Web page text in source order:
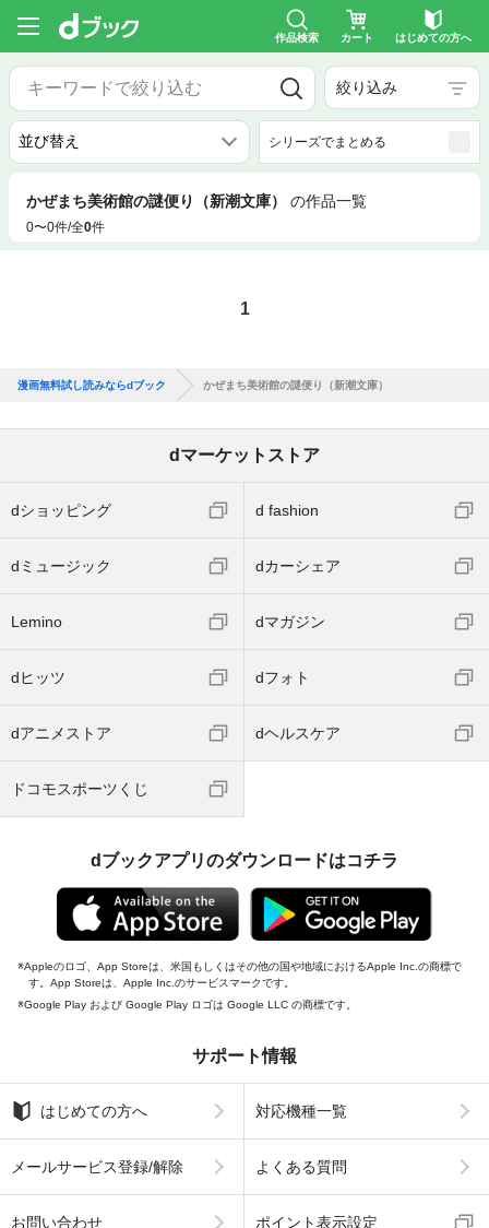
作品検索 カート はじめての方へ
絞り込み
シリーズでまとめる
かぜまち美術館の謎便り（新潮文庫） の作品一覧
0〜0件/全0件
1
漫画無料試し読みならdブック かぜまち美術館の謎便り（新潮文庫）
dマーケットストア
dショッピング d fashion
dミュージック dカーシェア
Lemino dマガジン
dヒッツ dフォト
dアニメストア dヘルスケア
ドコモスポーツくじ
dブックアプリのダウンロードはコチラ
Appleのロゴ、App Storeは、米国もしくはその他の国や地域におけるApple Inc.の商標で
す。App Storeは、Apple Inc.のサービスマークです。
Google Play および Google Play ロゴは Google LLC の商標です。
サポート情報
はじめての方へ 対応機種一覧
メールサービス登録/解除 よくある質問
お問い合わせ ポイント表示設定